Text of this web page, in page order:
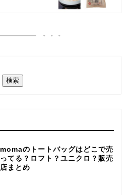
検索
momaのトートバッグはどこで売
ってる？ロフト？ユニクロ？販売
店まとめ